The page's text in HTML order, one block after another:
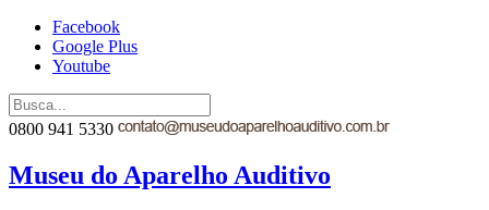
Facebook
Google Plus
Youtube
0800 941 5330
Museu do Aparelho Auditivo